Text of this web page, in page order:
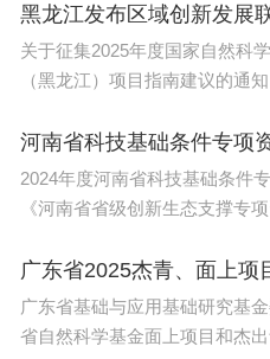
4.中介服务机构乱收
估、认证、鉴定、公证
5.知识产权保护不到
知识产权侵权惩罚性赔偿
慢等。
五是影响扩大开放方
黑龙江发布区域创新发展
关于征集2025年度国家自然科
河南省科技基础条件专项
2024年度河南省科技基础条件专
《河南省省级创新生态支撑专
广东省2025杰青、面上项
广东省基础与应用基础研究基